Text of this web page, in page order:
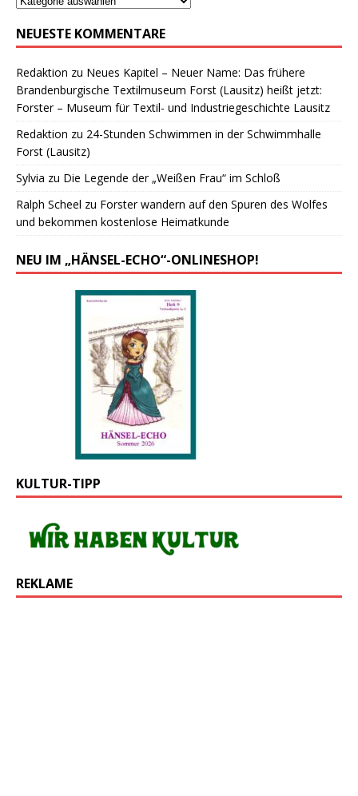
NEUESTE KOMMENTARE
Redaktion zu Neues Kapitel – Neuer Name: Das frühere
Brandenburgische Textilmuseum Forst (Lausitz) heißt jetzt:
Forster – Museum für Textil- und Industriegeschichte Lausitz
Redaktion zu 24-Stunden Schwimmen in der Schwimmhalle
Forst (Lausitz)
Sylvia zu Die Legende der „Weißen Frau“ im Schloß
Ralph Scheel zu Forster wandern auf den Spuren des Wolfes
und bekommen kostenlose Heimatkunde
NEU IM „HÄNSEL-ECHO“-ONLINESHOP!
KULTUR-TIPP
REKLAME